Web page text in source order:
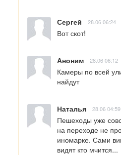
Сергей 28.06 06:24
Вот скот!
Аноним 28.06 06:12
Камеры по всей
найдут
Наталья 28.06 04:59
Пешеходы уже
на переходе не
иномарке. Сами
видят кто мчится...